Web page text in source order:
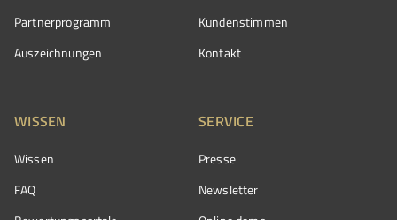
Partnerprogramm
Auszeichnungen
Kundenstimmen
Kontakt
WISSEN
Wissen
FAQ
SERVICE
Presse
Newsletter